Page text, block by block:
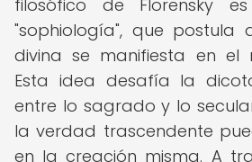
filosófico de Florensky
"sophiología", que postula
divina se manifiesta en el
Esta idea desafía la
entre lo sagrado y lo
la verdad trascendente
en la creación misma. A